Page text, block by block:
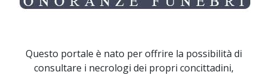
Questo portale è nato per offrire la possibilità di
consultare i necrologi dei propri concittadini,